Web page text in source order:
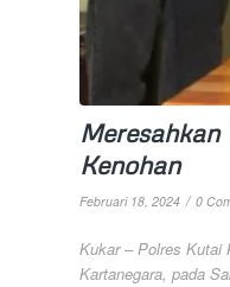
Kenohan
Februari 18, 2024 / 0
Kukar – Polres Kutai
Kartanegara, pada